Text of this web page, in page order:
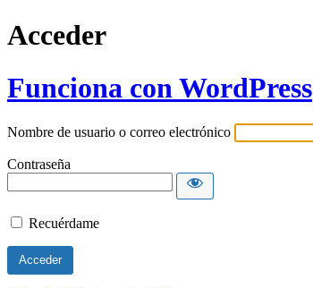
Acceder
Funciona con WordPress
Nombre de usuario o correo electrónico
Contraseña
Recuérdame